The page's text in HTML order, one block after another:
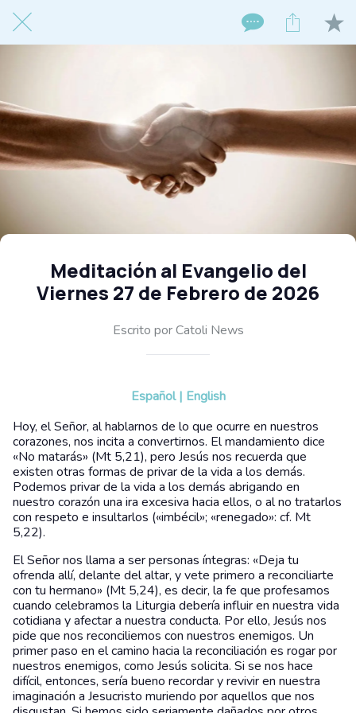
Meditación al Evangelio del
Viernes 27 de Febrero de 2026
Escrito por Catoli News
Español | English
Hoy, el Señor, al hablarnos de lo que ocurre en nuestros
corazones, nos incita a convertirnos. El mandamiento dice
«No matarás» (Mt 5,21), pero Jesús nos recuerda que
existen otras formas de privar de la vida a los demás.
Podemos privar de la vida a los demás abrigando en
nuestro corazón una ira excesiva hacia ellos, o al no tratarlos
con respeto e insultarlos («imbécil»; «renegado»: cf. Mt
5,22).
El Señor nos llama a ser personas íntegras: «Deja tu
ofrenda allí, delante del altar, y vete primero a reconciliarte
con tu hermano» (Mt 5,24), es decir, la fe que profesamos
cuando celebramos la Liturgia debería influir en nuestra vida
cotidiana y afectar a nuestra conducta. Por ello, Jesús nos
pide que nos reconciliemos con nuestros enemigos. Un
primer paso en el camino hacia la reconciliación es rogar por
nuestros enemigos, como Jesús solicita. Si se nos hace
difícil, entonces, sería bueno recordar y revivir en nuestra
imaginación a Jesucristo muriendo por aquellos que nos